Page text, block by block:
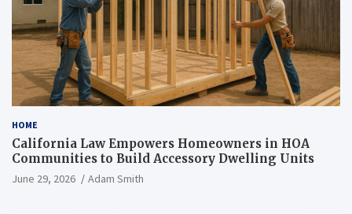
HOME
California Law Empowers Homeowners in HOA
Communities to Build Accessory Dwelling Units
June 29, 2026 Adam Smith